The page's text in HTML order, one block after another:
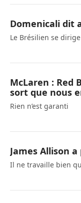
Domenicali dit
Le Brésilien se
McLaren : Red
sort que nous
Rien n’est garanti
James Allison
Il ne travaille bien